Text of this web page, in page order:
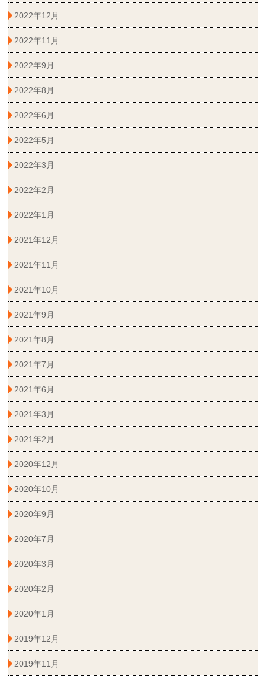
2022年12月
2022年11月
2022年9月
2022年8月
2022年6月
2022年5月
2022年3月
2022年2月
2022年1月
2021年12月
2021年11月
2021年10月
2021年9月
2021年8月
2021年7月
2021年6月
2021年3月
2021年2月
2020年12月
2020年10月
2020年9月
2020年7月
2020年3月
2020年2月
2020年1月
2019年12月
2019年11月